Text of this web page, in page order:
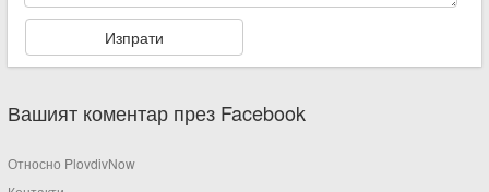
Вашият коментар през Facebook
Относно PlovdivNow